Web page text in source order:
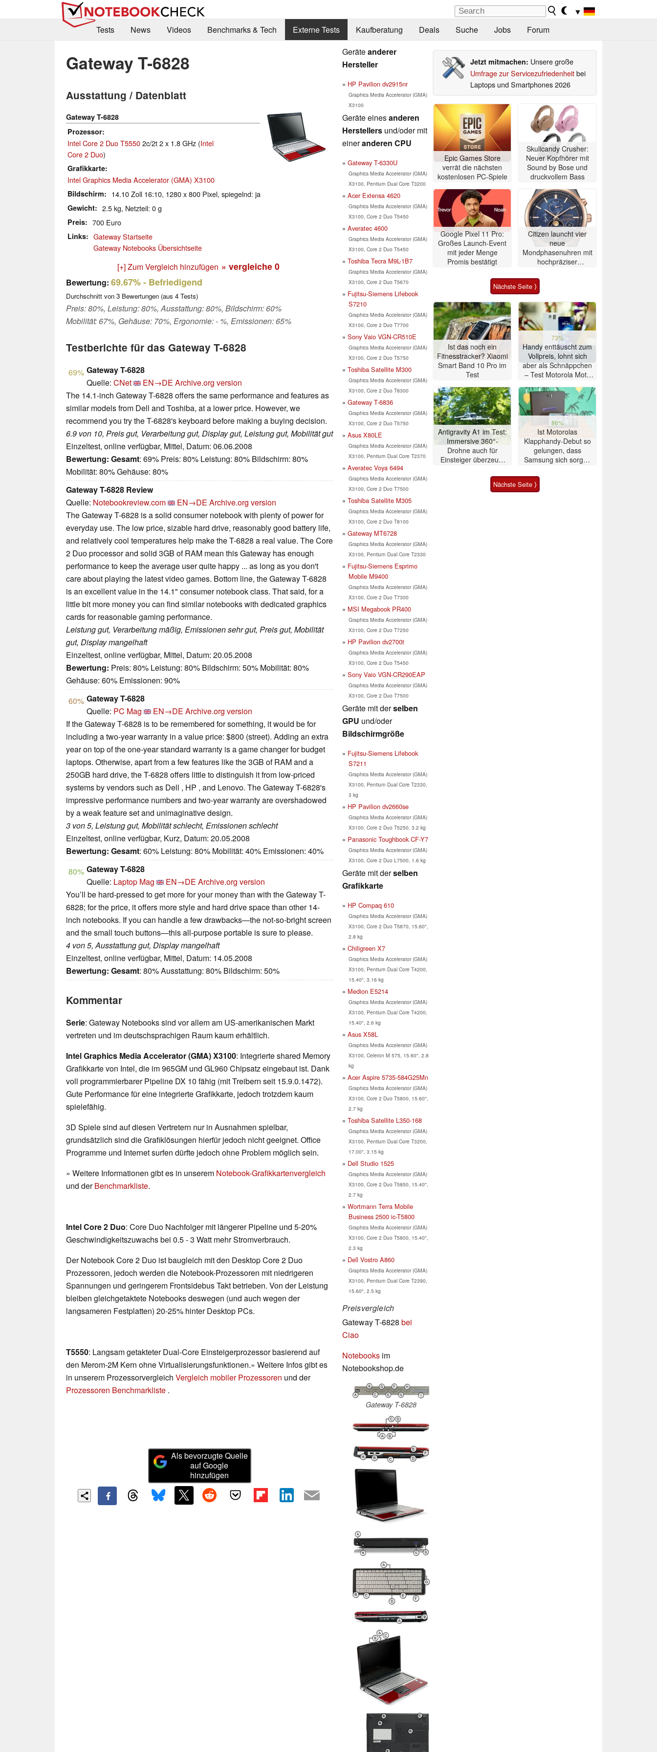
▼
Tests
News Videos Benchmarks & Tech Externe Tests Kaufberatung Deals Suche Jobs Forum
Gateway T-6828
Ausstattung / Datenblatt
Gateway T-6828
Prozessor
Intel Core 2 Duo T55502c/2t 2 x 1.8 GHz (Intel
Core 2 Duo)
Grafikkarte
Intel Graphics Media Accelerator (GMA) X3100
Bildschirm 14.10 Zoll 16:10, 1280 x 800 Pixel, spiegelnd: ja
Gewicht 2.5 kg, Netzteil: 0 g
Preis 700 Euro
Links
Gateway Startseite
Gateway Notebooks Übersichtseite
[+] Zum Vergleich hinzufügen » vergleiche 0
Bewertung: 69.67%- Befriedigend
Durchschnitt von 3 Bewertungen (aus 4 Tests)
Preis: 80%, Leistung: 80%, Ausstattung: 80%, Bildschirm: 60%
Mobilität: 67%, Gehäuse: 70%, Ergonomie: - %, Emissionen: 65%
Testberichte für das Gateway T-6828
69% Gateway T-6828
Quelle: CNet EN→DE Archive.org version
The 14.1-inch Gateway T-6828 offers the same performance and features as
similar models from Dell and Toshiba, at a lower price. However, we
recommend you try the T-6828's keyboard before making a buying decision.
6.9 von 10, Preis gut, Verarbeitung gut, Display gut, Leistung gut, Mobilität gut
Einzeltest, online verfügbar, Mittel, Datum: 06.06.2008
Bewertung: Gesamt: 69% Preis: 80% Leistung: 80% Bildschirm: 80%
Mobilität: 80% Gehäuse: 80%
Gateway T-6828 Review
Quelle: Notebookreview.com EN→DE Archive.org version
The Gateway T-6828 is a solid consumer notebook with plenty of power for
everyday use. The low price, sizable hard drive, reasonably good battery life,
and relatively cool temperatures help make the T-6828 a real value. The Core
2 Duo processor and solid 3GB of RAM mean this Gateway has enough
performance to keep the average user quite happy ... as long as you don't
care about playing the latest video games. Bottom line, the Gateway T-6828
is an excellent value in the 14.1" consumer notebook class. That said, for a
little bit more money you can find similar notebooks with dedicated graphics
cards for reasonable gaming performance.
Leistung gut, Verarbeitung mäßig, Emissionen sehr gut, Preis gut, Mobilität
gut, Display mangelhaft
Einzeltest, online verfügbar, Mittel, Datum: 20.05.2008
Bewertung: Preis: 80% Leistung: 80% Bildschirm: 50% Mobilität: 80%
Gehäuse: 60% Emissionen: 90%
60% Gateway T-6828
Quelle: PC Mag EN→DE Archive.org version
If the Gateway T-6828 is to be remembered for something, it would be for
including a two-year warranty in a value price: $800 (street). Adding an extra
year on top of the one-year standard warranty is a game changer for budget
laptops. Otherwise, apart from a few features like the 3GB of RAM and a
250GB hard drive, the T-6828 offers little to distinguish it from low-priced
systems by vendors such as Dell , HP , and Lenovo. The Gateway T-6828's
impressive performance numbers and two-year warranty are overshadowed
by a weak feature set and unimaginative design.
3 von 5, Leistung gut, Mobilität schlecht, Emissionen schlecht
Einzeltest, online verfügbar, Kurz, Datum: 20.05.2008
Bewertung: Gesamt: 60% Leistung: 80% Mobilität: 40% Emissionen: 40%
80% Gateway T-6828
Quelle: Laptop Mag EN→DE Archive.org version
You’ll be hard-pressed to get more for your money than with the Gateway T-
6828; for the price, it offers more style and hard drive space than other 14-
inch notebooks. If you can handle a few drawbacks—the not-so-bright screen
and the small touch buttons—this all-purpose portable is sure to please.
4 von 5, Ausstattung gut, Display mangelhaft
Einzeltest, online verfügbar, Mittel, Datum: 14.05.2008
Bewertung: Gesamt: 80% Ausstattung: 80% Bildschirm: 50%
Kommentar
Serie: Gateway Notebooks sind vor allem am US-amerikanischen Markt
vertreten und im deutschsprachigen Raum kaum erhältlich.
Intel Graphics Media Accelerator (GMA) X3100: Integrierte shared Memory
Grafikkarte von Intel, die im 965GM und GL960 Chipsatz eingebaut ist. Dank
voll programmierbarer Pipeline DX 10 fähig (mit Treibern seit 15.9.0.1472).
Gute Performance für eine integrierte Grafikkarte, jedoch trotzdem kaum
spielefähig.
3D Spiele sind auf diesen Vertretern nur in Ausnahmen spielbar,
grundsätzlich sind die Grafiklösungen hierfür jedoch nicht geeignet. Office
Programme und Internet surfen dürfte jedoch ohne Problem möglich sein.
» Weitere Informationen gibt es in unserem Notebook-Grafikkartenvergleich
und derBenchmarkliste.
Intel Core 2 Duo: Core Duo Nachfolger mit längerer Pipeline und 5-20%
Geschwindigkeitszuwachs bei 0.5 - 3 Watt mehr Stromverbrauch.
Der Notebook Core 2 Duo ist baugleich mit den Desktop Core 2 Duo
Prozessoren, jedoch werden die Notebook-Prozessoren mit niedrigeren
Spannungen und geringerem Frontsidebus Takt betrieben. Von der Leistung
bleiben gleichgetaktete Notebooks deswegen (und auch wegen der
langsameren Festplatten) 20-25% hinter Desktop PCs.
T5550: Langsam getakteter Dual-Core Einsteigerprozessor basierend auf
den Merom-2M Kern ohne Virtualisierungsfunktionen.» Weitere Infos gibt es
in unserem Prozessorvergleich Vergleich mobiler Prozessoren und der
Prozessoren Benchmarkliste .
Als bevorzugte Quelle
auf Google
hinzufügen
Geräteanderer
Hersteller
HP Pavilion dv2915nr
Graphics Media Accelerator (GMA)
X3100
Geräte einesanderen
Herstellers und/oder mit
eineranderen CPU
Gateway T-6330U
Graphics Media Accelerator (GMA)
X3100, Pentium Dual Core T3200
Acer Extensa 4620
Graphics Media Accelerator (GMA)
X3100, Core 2 Duo T5450
Averatec 4600
Graphics Media Accelerator (GMA)
X3100, Core 2 Duo T5450
Toshiba Tecra M9L-1B7
Graphics Media Accelerator (GMA)
X3100, Core 2 Duo T5670
Fujitsu-Siemens Lifebook
S7210
Graphics Media Accelerator (GMA)
X3100, Core 2 Duo T7700
Sony Vaio VGN-CR510E
Graphics Media Accelerator (GMA)
X3100, Core 2 Duo T5750
Toshiba Satellite M300
Graphics Media Accelerator (GMA)
X3100, Core 2 Duo T8300
Gateway T-6836
Graphics Media Accelerator (GMA)
X3100, Core 2 Duo T5750
Asus X80LE
Graphics Media Accelerator (GMA)
X3100, Pentium Dual Core T2370
Averatec Voya 6494
Graphics Media Accelerator (GMA)
X3100, Core 2 Duo T7500
Toshiba Satellite M305
Graphics Media Accelerator (GMA)
X3100, Core 2 Duo T8100
Gateway MT6728
Graphics Media Accelerator (GMA)
X3100, Pentium Dual Core T2330
Fujitsu-Siemens Esprimo
Mobile M9400
Graphics Media Accelerator (GMA)
X3100, Core 2 Duo T7300
MSI Megabook PR400
Graphics Media Accelerator (GMA)
X3100, Core 2 Duo T7250
HP Pavilion dv2700t
Graphics Media Accelerator (GMA)
X3100, Core 2 Duo T5450
Sony Vaio VGN-CR290EAP
Graphics Media Accelerator (GMA)
X3100, Core 2 Duo T7500
Geräte mit derselben
GPU und/oder
Bildschirmgröße
Fujitsu-Siemens Lifebook
S7211
Graphics Media Accelerator (GMA)
X3100, Pentium Dual Core T2330,
3 kg
HP Pavilion dv2660se
Graphics Media Accelerator (GMA)
X3100, Core 2 Duo T5250, 3.2 kg
Panasonic Toughbook CF-Y7
Graphics Media Accelerator (GMA)
X3100, Core 2 Duo L7500, 1.6 kg
Geräte mit derselben
Grafikkarte
HP Compaq 610
Graphics Media Accelerator (GMA)
X3100, Core 2 Duo T5870, 15.60",
2.8 kg
Chiligreen X7
Graphics Media Accelerator (GMA)
X3100, Pentium Dual Core T4200,
15.40", 3.16 kg
Medion E5214
Graphics Media Accelerator (GMA)
X3100, Pentium Dual Core T4200,
15.40", 2.6 kg
Asus X58L
Graphics Media Accelerator (GMA)
X3100, Celeron M 575, 15.60", 2.8
kg
Acer Aspire 5735-584G25Mn
Graphics Media Accelerator (GMA)
X3100, Core 2 Duo T5800, 15.60",
2.7 kg
Toshiba Satellite L350-168
Graphics Media Accelerator (GMA)
X3100, Pentium Dual Core T3200,
17.00", 3.15 kg
Dell Studio 1525
Graphics Media Accelerator (GMA)
X3100, Core 2 Duo T5850, 15.40",
2.7 kg
Wortmann Terra Mobile
Business 2500 ic-T5800
Graphics Media Accelerator (GMA)
X3100, Core 2 Duo T5800, 15.40",
2.3 kg
Dell Vostro A860
Graphics Media Accelerator (GMA)
X3100, Pentium Dual Core T2390,
15.60", 2.5 kg
Preisvergleich
Gateway T-6828 bei
Ciao
Notebooks im
Notebookshop.de
Gateway T-6828
Jetzt mitmachen: Unsere große
Umfrage zur Servicezufriedenheitbei
Laptops und Smartphones 2026
Epic Games Store
verrät die nächsten
kostenlosen PC-Spiele
Skullcandy Crusher:
Neuer Kopfhörer mit
Sound by Bose und
druckvollem Bass
Google Pixel 11 Pro:
Großes Launch-Event
mit jeder Menge
Promis bestätigt
Citizen launcht vier
neue
Mondphasenuhren mit
hochpräziser
Nächste Seite ⟩
Ist das noch ein
Fitnesstracker? Xiaomi
Smart Band 10 Pro im
Test
73%
Handy enttäuscht zum
Vollpreis, lohnt sich
aber als Schnäppchen
– Test Motorola Moto
Antigravity A1 im Test:
Immersive 360°-
Drohne auch für
Einsteiger überzeugt
86%
Ist Motorolas
Klapphandy-Debut so
gelungen, dass
Samsung sich sorgen
Smartphone im Test
Nächste Seite ⟩